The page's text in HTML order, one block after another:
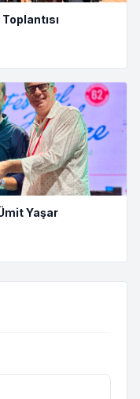
Yaşar